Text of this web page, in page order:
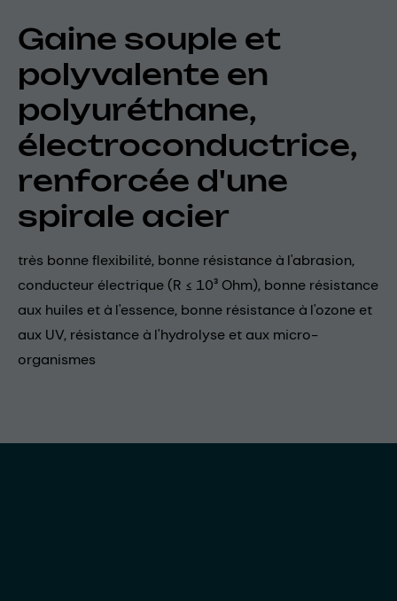
Gaine souple et
polyvalente en
polyuréthane,
électroconductrice,
renforcée d'une
spirale acier
très bonne flexibilité, bonne résistance à l'abrasion,
conducteur électrique (R ≤ 10³ Ohm), bonne résistance
aux huiles et à l'essence, bonne résistance à l'ozone et
aux UV, résistance à l'hydrolyse et aux micro-
organismes